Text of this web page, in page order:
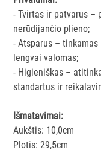
- Tvirtas ir patvarus –
nerūdijančio plieno;
- Atsparus –
lengvai valomas;
- Higieniškas –
standartus ir
Išmatavimai:
Aukštis: 10,0cm
Plotis: 29,5cm